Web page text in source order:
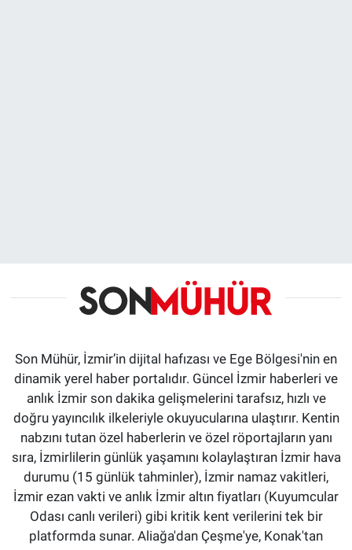
Son Mühür, İzmir’in dijital hafızası ve Ege Bölgesi'nin en
dinamik yerel haber portalıdır. Güncel İzmir haberleri ve
anlık İzmir son dakika gelişmelerini tarafsız, hızlı ve
doğru yayıncılık ilkeleriyle okuyucularına ulaştırır. Kentin
nabzını tutan özel haberlerin ve özel röportajların yanı
sıra, İzmirlilerin günlük yaşamını kolaylaştıran İzmir hava
durumu (15 günlük tahminler), İzmir namaz vakitleri,
İzmir ezan vakti ve anlık İzmir altın fiyatları (Kuyumcular
Odası canlı verileri) gibi kritik kent verilerini tek bir
platformda sunar. Aliağa'dan Çeşme'ye, Konak'tan